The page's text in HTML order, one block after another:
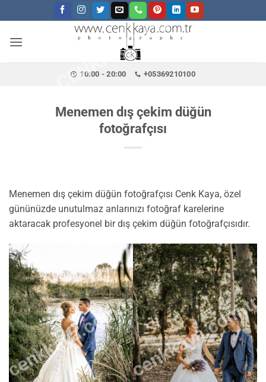
atla
CENKKAYA.COM.TR
10:00 - 20:00 +05369210100
Menemen dış çekim düğün
fotoğrafçısı
Menemen dış çekim düğün fotoğrafçısı Cenk Kaya, özel
gününüzde unutulmaz anlarınızı fotoğraf karelerine
aktaracak profesyonel bir dış çekim düğün fotoğrafçısıdır.
cenkkaya.com.trcenkkaya.com.tr